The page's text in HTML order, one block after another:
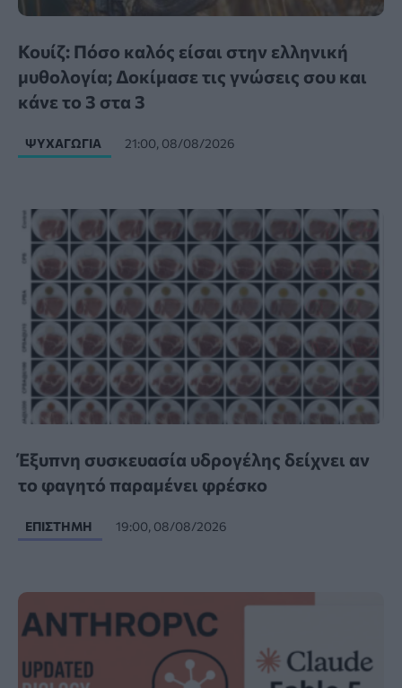
Κουίζ: Πόσο καλός είσαι στην ελληνική
μυθολογία; Δοκίμασε τις γνώσεις σου και
κάνε το 3 στα 3
ΨΥΧΑΓΩΓΊΑ 21:00, 08/08/2026
Έξυπνη συσκευασία υδρογέλης δείχνει αν
το φαγητό παραμένει φρέσκο
ΕΠΙΣΤΉΜΗ 19:00, 08/08/2026